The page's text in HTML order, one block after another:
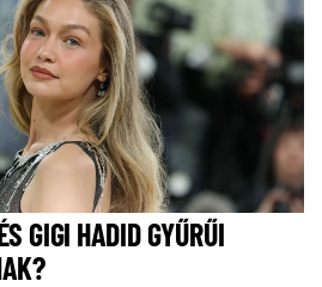
GIGI HADID GYŰRŰI